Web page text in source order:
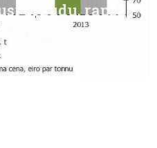
graudu, rapša,
ražība